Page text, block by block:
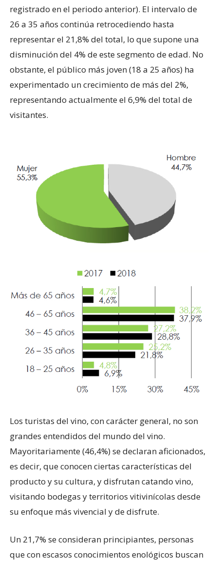
registrado en el periodo anterior). El intervalo de
26 a 35 años continúa retrocediendo hasta
representar el 21,8% del total, lo que supone una
disminución del 4% de este segmento de edad. No
obstante, el público más joven (18 a 25 años) ha
experimentado un crecimiento de más del 2%,
representando actualmente el 6,9% del total de
visitantes.
Los turistas del vino, con carácter general, no son
grandes entendidos del mundo del vino.
Mayoritariamente (46,4%) se declaran aficionados,
es decir, que conocen ciertas características del
producto y su cultura, y disfrutan catando vino,
visitando bodegas y territorios vitivinícolas desde
su enfoque más vivencial y de disfrute.
Un 21,7% se consideran principiantes, personas
que con escasos conocimientos enológicos buscan